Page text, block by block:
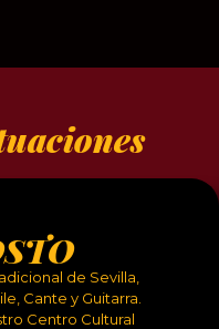
de Sevilla,
Cante y Guitarra.
Centro Cultural